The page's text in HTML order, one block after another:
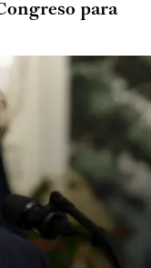
para